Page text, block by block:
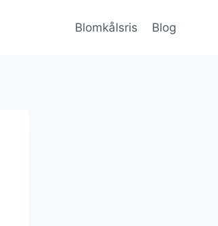
Blomkålsris Blog